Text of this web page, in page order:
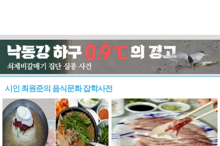
시인 최원준의 음식문화 잡학사전